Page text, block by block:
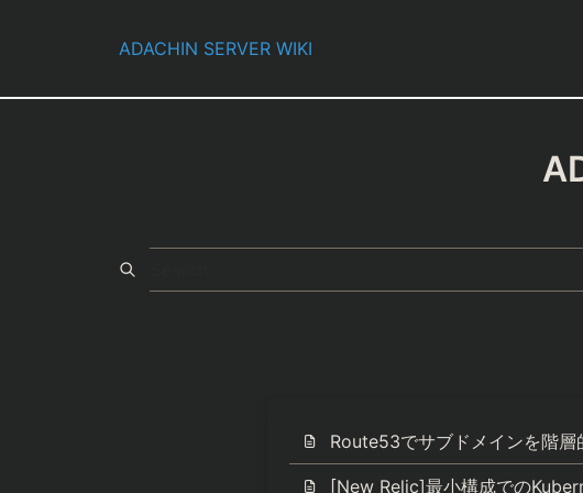
ADACHIN SERVER WIKI
Route53でサブドメインを階
[New Relic]最小構成での